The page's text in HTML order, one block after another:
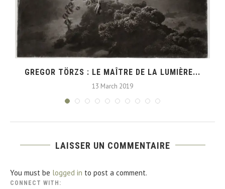
GREGOR TÖRZS : LE MAÎTRE DE LA LUMIÈRE...
13 March 2019
LAISSER UN COMMENTAIRE
You must be logged in to post a comment.
CONNECT WITH: